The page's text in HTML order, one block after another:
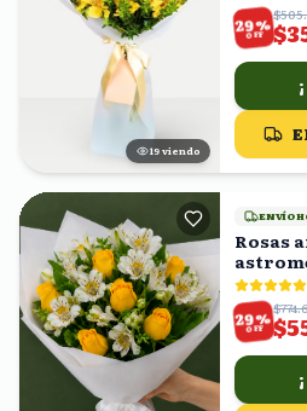
20 viendo
29%
OFF
ENVÍO
Rosas
29%
OFF